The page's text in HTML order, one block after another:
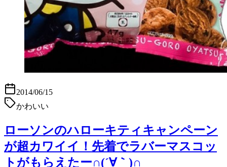
2014/06/15
かわいい
ローソンのハローキティキャンペーン
が超カワイイ！先着でラバーマスコッ
トがもらえたー∩(´∀｀)∩